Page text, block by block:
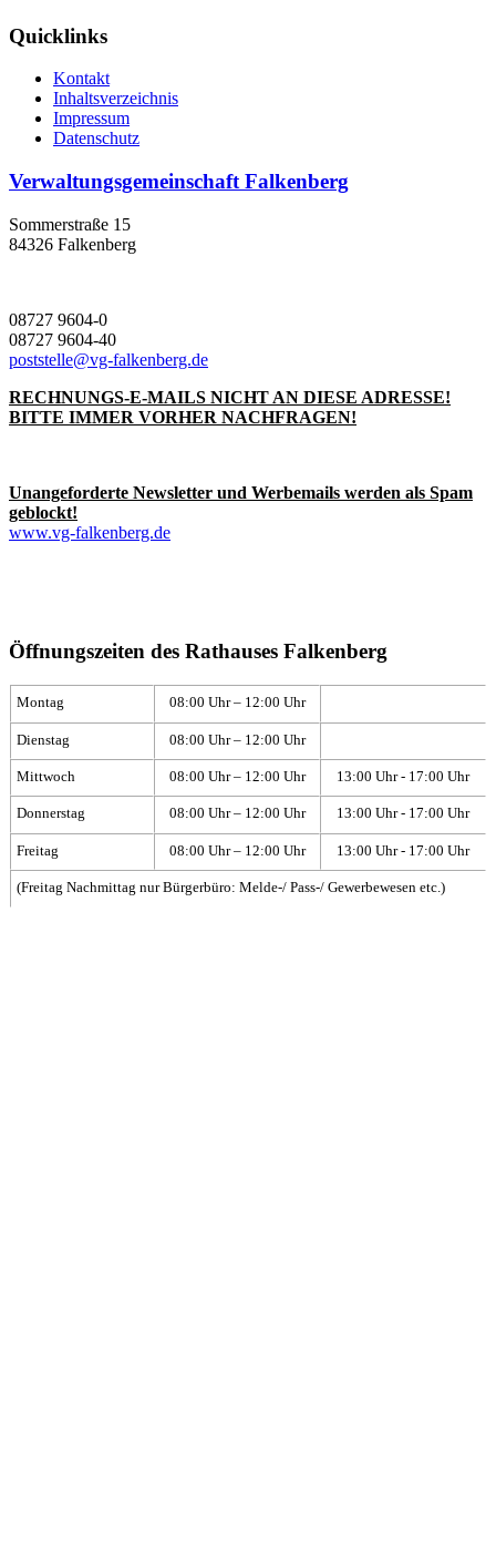
Quicklinks
Kontakt
Inhaltsverzeichnis
Impressum
Datenschutz
Verwaltungsgemeinschaft Falkenberg
Sommerstraße 15
84326 Falkenberg
08727 9604-0
08727 9604-40
poststelle@vg-falkenberg.de
RECHNUNGS-E-MAILS NICHT AN DIESE ADRESSE!
BITTE IMMER VORHER NACHFRAGEN!
Unangeforderte Newsletter und Werbemails werden als Spam
geblockt!
www.vg-falkenberg.de
Öffnungszeiten des Rathauses Falkenberg
Montag 08:00 Uhr – 12:00 Uhr
Dienstag 08:00 Uhr – 12:00 Uhr
Mittwoch 08:00 Uhr – 12:00 Uhr 13:00 Uhr - 17:00 Uhr
Donnerstag 08:00 Uhr – 12:00 Uhr 13:00 Uhr - 17:00 Uhr
Freitag 08:00 Uhr – 12:00 Uhr 13:00 Uhr - 17:00 Uhr
(Freitag Nachmittag nur Bürgerbüro: Melde-/ Pass-/ Gewerbewesen etc.)